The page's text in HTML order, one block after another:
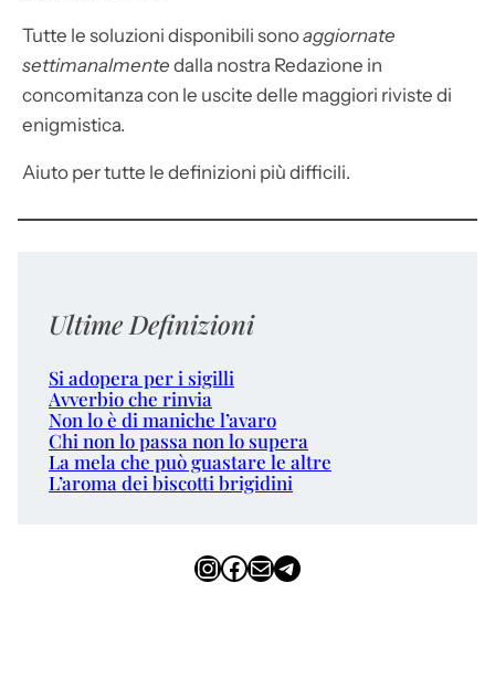
Tutte le soluzioni disponibili sonoaggiornate
settimanalmente dalla nostra Redazione in
concomitanza con le uscite delle maggiori riviste di
enigmistica.
Aiuto per tutte le definizioni più difficili.
Ultime Definizioni
Si adopera per i sigilli
Avverbio che rinvia
Non lo è di maniche l’avaro
Chi non lo passa non lo supera
La mela che può guastare le altre
L’aroma dei biscotti brigidini
InstagramFacebook Email Telegram